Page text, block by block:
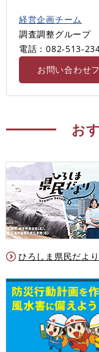
経営企画チーム
調査調整グループ
電話：082-513-
お問い合わせ
お
ひろしま県民だよ